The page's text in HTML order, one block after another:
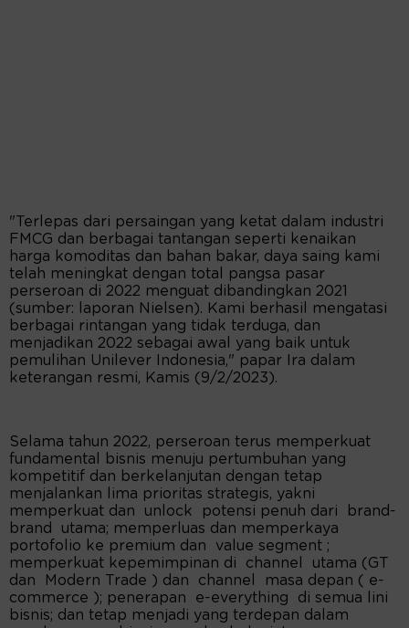
"Terlepas dari persaingan yang ketat dalam industri
FMCG dan berbagai tantangan seperti kenaikan
harga komoditas dan bahan bakar, daya saing kami
telah meningkat dengan total pangsa pasar
perseroan di 2022 menguat dibandingkan 2021
(sumber: laporan Nielsen). Kami berhasil mengatasi
berbagai rintangan yang tidak terduga, dan
menjadikan 2022 sebagai awal yang baik untuk
pemulihan Unilever Indonesia," papar Ira dalam
keterangan resmi, Kamis (9/2/2023).
Selama tahun 2022, perseroan terus memperkuat
fundamental bisnis menuju pertumbuhan yang
kompetitif dan berkelanjutan dengan tetap
menjalankan lima prioritas strategis, yakni
memperkuat dan unlock potensi penuh dari brand-
brand utama; memperluas dan memperkaya
portofolio ke premium dan value segment ;
memperkuat kepemimpinan di channel utama (GT
dan Modern Trade ) dan channel masa depan ( e-
commerce ); penerapan e-everything di semua lini
bisnis; dan tetap menjadi yang terdepan dalam